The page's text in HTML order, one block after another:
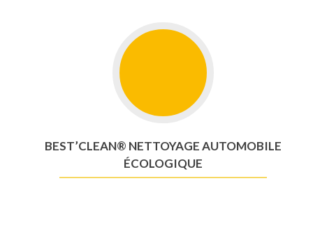
BEST’CLEAN® NETTOYAGE AUTOMOBILE
ÉCOLOGIQUE